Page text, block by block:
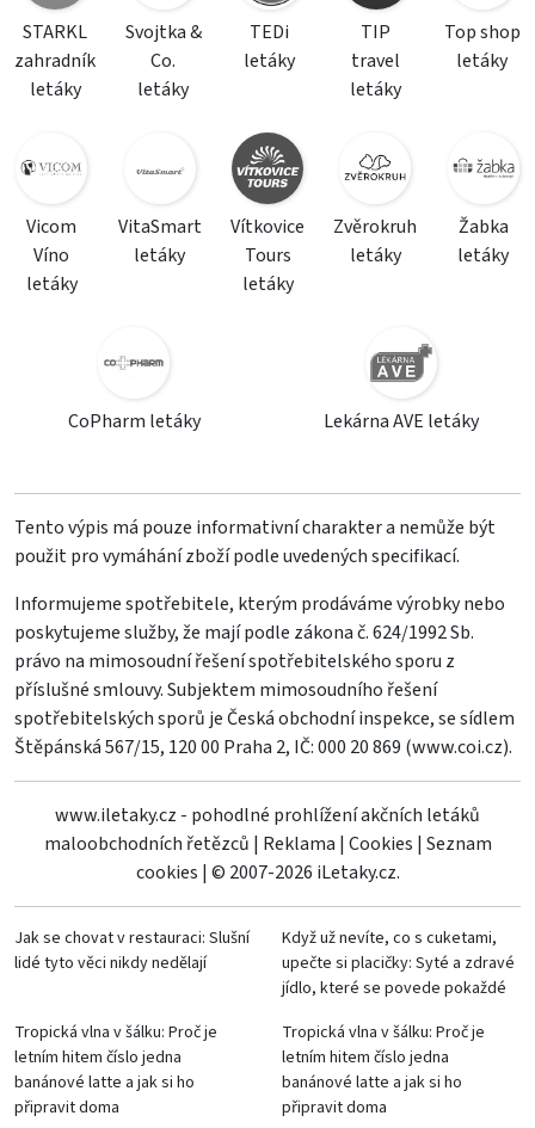
STARKL
zahradník
letáky
Svojtka &
Co.
letáky
TEDi
letáky
TIP
travel
letáky
Top shop
letáky
Vicom
Víno
letáky
VitaSmart
letáky
Vítkovice
Tours
letáky
Zvěrokruh
letáky
Žabka
letáky
CoPharm letáky Lekárna AVE letáky
Tento výpis má pouze informativní charakter a nemůže být
použit pro vymáhání zboží podle uvedených specifikací.
Informujeme spotřebitele, kterým prodáváme výrobky nebo
poskytujeme služby, že mají podle zákona č. 624/1992 Sb.
právo na mimosoudní řešení spotřebitelského sporu z
příslušné smlouvy. Subjektem mimosoudního řešení
spotřebitelských sporů je Česká obchodní inspekce, se sídlem
Štěpánská 567/15, 120 00 Praha 2, IČ: 000 20 869 (www.coi.cz).
www.iletaky.cz - pohodlné prohlížení akčních letáků
maloobchodních řetězců | Reklama | Cookies | Seznam
cookies | © 2007-2026 iLetaky.cz.
Jak se chovat v restauraci: Slušní
lidé tyto věci nikdy nedělají
Když už nevíte, co s cuketami,
upečte si placičky: Syté a zdravé
jídlo, které se povede pokaždé
Tropická vlna v šálku: Proč je
letním hitem číslo jedna
banánové latte a jak si ho
připravit doma
Tropická vlna v šálku: Proč je
letním hitem číslo jedna
banánové latte a jak si ho
připravit doma